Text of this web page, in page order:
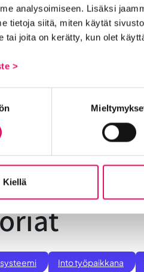
analysoimiseen. Lisäksi
tietoja siitä, miten käytät
tai joita on kerätty, kun olet
>
Kiellä
www.fooddays.fi
Into työpaikkana